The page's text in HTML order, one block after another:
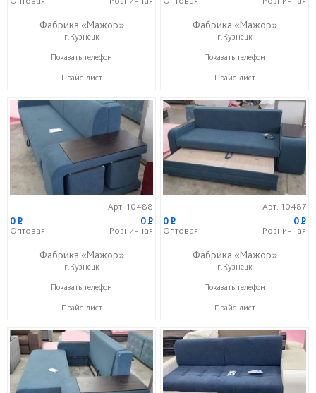
Фабрика «Мажор»
г.Кузнецк
+7 (999) 611-98-99
Показать телефон
Прайс-лист
Фабрика «Мажор»
г.Кузнецк
+7 (999) 611-98-99
Показать телефон
Прайс-лист
Арт. 10488
0P
Оптовая
0P
Розничная
Фабрика «Мажор»
г.Кузнецк
+7 (999) 611-98-99
Показать телефон
Прайс-лист
Арт. 10487
0P
Оптовая
0P
Розничная
Фабрика «Мажор»
г.Кузнецк
+7 (999) 611-98-99
Показать телефон
Прайс-лист